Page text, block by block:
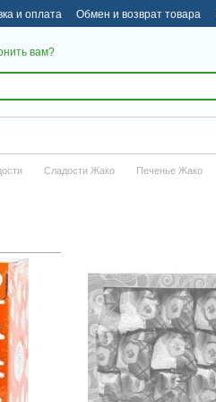
и оплата Обмен и возврат товара
вам?
Сладости Жако Печенье Жако